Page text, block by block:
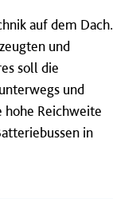
auf dem Dach.
und
soll die
und
Reichweite
in